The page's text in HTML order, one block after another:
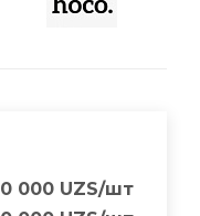
000 UZS/шт